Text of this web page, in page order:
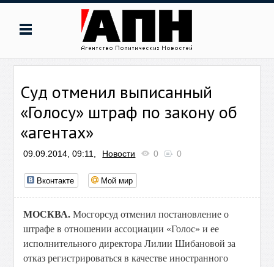
Суд отменил выписанный
«Голосу» штраф по закону об
«агентах»
09.09.2014, 09:11, Новости 0 0
Вконтакте Мой мир
МОСКВА. Мосгорсуд отменил постановление о
штрафе в отношении ассоциации «Голос» и ее
исполнительного директора Лилии Шибановой за
отказ регистрироваться в качестве иностранного